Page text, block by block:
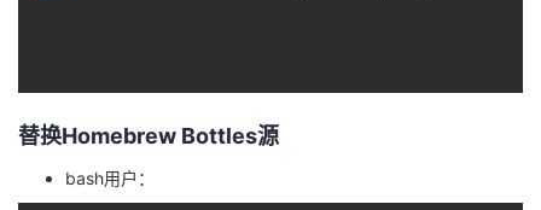
客
论
坛
的
圈
我
的
我
替换Homebrew Bottles源
bash用户：